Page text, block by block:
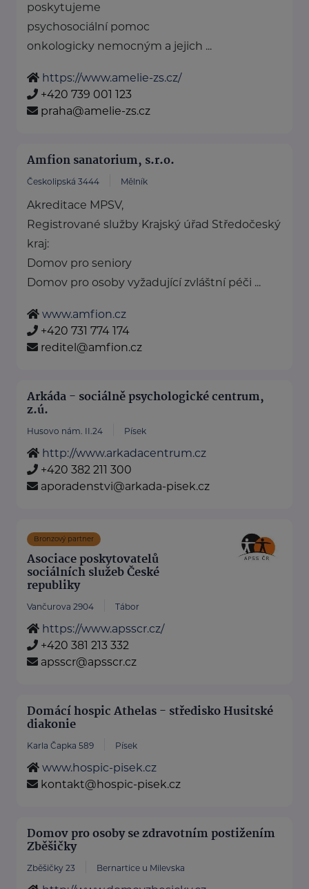
poskytujeme
psychosociální pomoc
onkologicky nemocným a jejich ...
https://www.amelie-zs.cz/
+420 739 001 123
praha@amelie-zs.cz
Amfion sanatorium, s.r.o.
Českolipská 3444 Mělník
Akreditace MPSV,
Registrované služby Krajský úřad Středočeský
kraj:
Domov pro seniory
Domov pro osoby vyžadující zvláštní péči ...
www.amfion.cz
+420 731 774 174
reditel@amfion.cz
Arkáda - sociálně psychologické centrum,
z.ú.
Husovo nám. II.24 Písek
http://www.arkadacentrum.cz
+420 382 211 300
aporadenstvi@arkada-pisek.cz
Bronzový partner
Asociace poskytovatelů
sociálních služeb České
republiky
Vančurova 2904 Tábor
https://www.apsscr.cz/
+420 381 213 332
apsscr@apsscr.cz
Domácí hospic Athelas - středisko Husitské
diakonie
Karla Čapka 589 Písek
www.hospic-pisek.cz
kontakt@hospic-pisek.cz
Domov pro osoby se zdravotním postižením
Zběšičky
Zběšičky 23 Bernartice u Milevska